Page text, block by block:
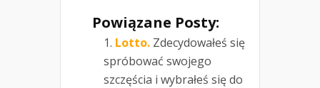
Powiązane Posty:
Lotto. Zdecydowałeś się
spróbować swojego
szczęścia i wybrałeś się do